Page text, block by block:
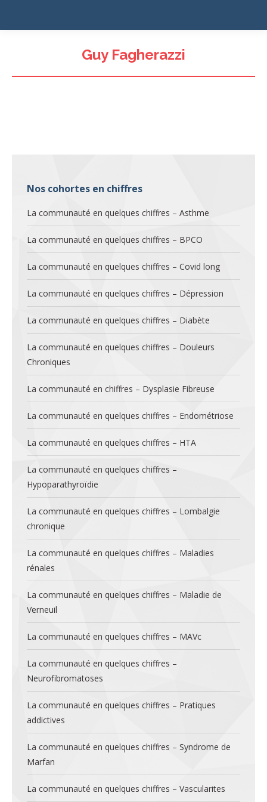
Guy Fagherazzi
Nos cohortes en chiffres
La communauté en quelques chiffres – Asthme
La communauté en quelques chiffres – BPCO
La communauté en quelques chiffres – Covid long
La communauté en quelques chiffres – Dépression
La communauté en quelques chiffres – Diabète
La communauté en quelques chiffres – Douleurs
Chroniques
La communauté en chiffres – Dysplasie Fibreuse
La communauté en quelques chiffres – Endométriose
La communauté en quelques chiffres – HTA
La communauté en quelques chiffres –
Hypoparathyroïdie
La communauté en quelques chiffres – Lombalgie
chronique
La communauté en quelques chiffres – Maladies
rénales
La communauté en quelques chiffres – Maladie de
Verneuil
La communauté en quelques chiffres – MAVc
La communauté en quelques chiffres –
Neurofibromatoses
La communauté en quelques chiffres – Pratiques
addictives
La communauté en quelques chiffres – Syndrome de
Marfan
La communauté en quelques chiffres – Vascularites